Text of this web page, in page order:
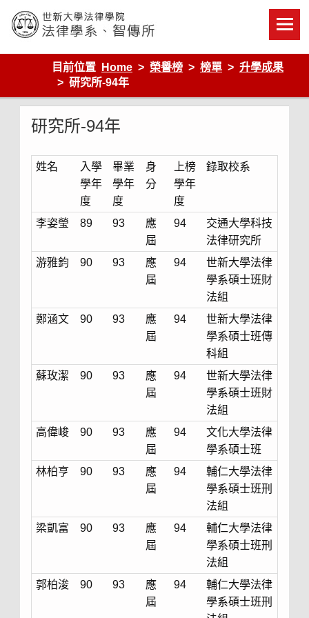
content
世新大學法律學院-法律學系-智慧財產暨科技法律研究所
目前位置
Home 榮譽榜 榜單
升學成果
研究所-94年
研究所-94年
姓名
入學
學年
度
畢業
學年
度
身
分
上榜
學年
度
錄取校系
李姿瑩 89 93
應
屆
94
交通大學科技
法律研究所
游雅鈞
90 93
應
屆
94
世新大學法律
學系碩士班財
法組
鄭涵文
90 93
應
屆
94
世新大學法律
學系碩士班傳
科組
蘇玫潔
90 93
應
屆
94
世新大學法律
學系碩士班財
法組
高偉峻
90 93
應
屆
94
文化大學法律
學系碩士班
林柏亨
90 93
應
屆
94
輔仁大學法律
學系碩士班刑
法組
梁凱富
90 93
應
屆
94
輔仁大學法律
學系碩士班刑
法組
郭柏浚
90 93
應
屆
94
輔仁大學法律
學系碩士班刑